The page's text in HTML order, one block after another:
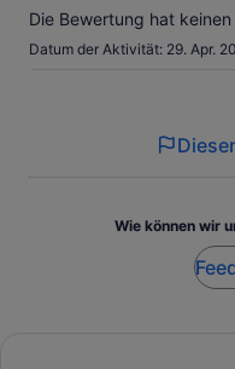
Die Bewertung hat keinen
Datum der Aktivität: 29. Apr.
Wie können wir